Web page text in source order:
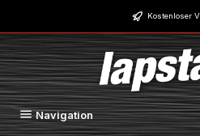
Zum Hauptinhalt springen Kostenloser
Navigation